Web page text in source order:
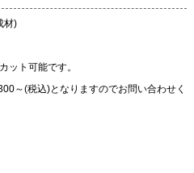
材)
ット可能です。
～(税込)となりますのでお問い合わせく